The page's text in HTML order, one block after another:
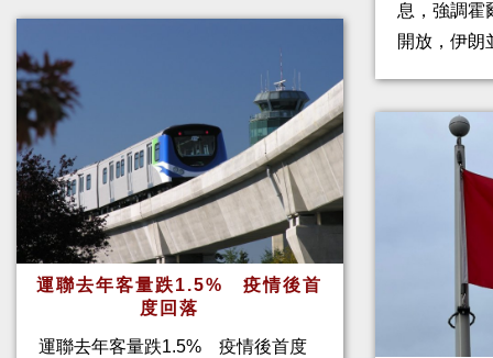
運聯去年客量跌1.5% 疫情後首
度回落
運聯去年客量跌1.5% 疫情後首度
息，強調霍
開放，伊